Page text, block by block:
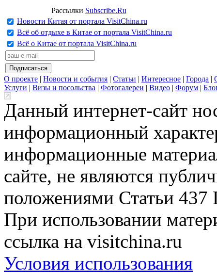
Рассылки Subscribe.Ru
Новости Китая от портала VisitChina.ru
Всё об отдыхе в Китае от портала VisitChina.ru
Всё о Китае от портала VisitChina.ru
О проекте | Новости и события | Статьи | Интересное | Города |
Услуги | Визы и посольства | Фотогалереи | Видео | Форум |
Данный интернет-сайт
информационный
информационные
сайте, не являются
положениями Статьи 437
При использовании
ссылка на visitchina.ru
Условия использования